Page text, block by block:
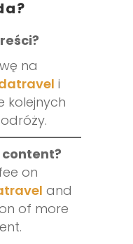
na
i
kolejnych
content?
on
and
of more